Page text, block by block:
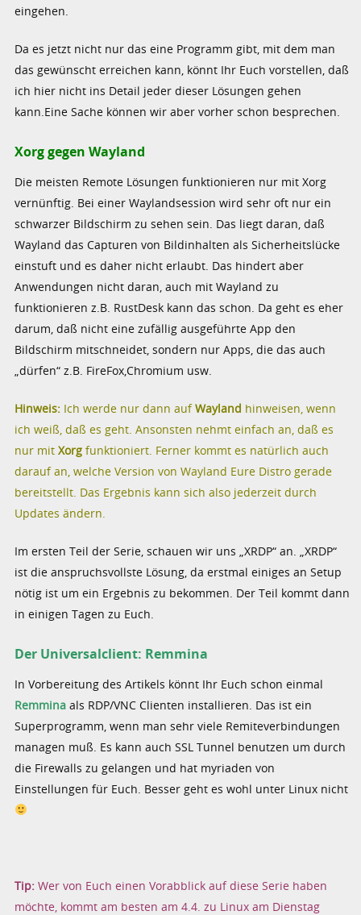
eingehen.
Da es jetzt nicht nur das eine Programm gibt, mit dem man
das gewünscht erreichen kann, könnt Ihr Euch vorstellen, daß
ich hier nicht ins Detail jeder dieser Lösungen gehen
kann.Eine Sache können wir aber vorher schon besprechen.
Xorg gegen Wayland
Die meisten Remote Lösungen funktionieren nur mit Xorg
vernünftig. Bei einer Waylandsession wird sehr oft nur ein
schwarzer Bildschirm zu sehen sein. Das liegt daran, daß
Wayland das Capturen von Bildinhalten als Sicherheitslücke
einstuft und es daher nicht erlaubt. Das hindert aber
Anwendungen nicht daran, auch mit Wayland zu
funktionieren z.B. RustDesk kann das schon. Da geht es eher
darum, daß nicht eine zufällig ausgeführte App den
Bildschirm mitschneidet, sondern nur Apps, die das auch
„dürfen“ z.B. FireFox,Chromium usw.
Hinweis: Ich werde nur dann aufWayland hinweisen, wenn
ich weiß, daß es geht. Ansonsten nehmt einfach an, daß es
nur mitXorg funktioniert. Ferner kommt es natürlich auch
darauf an, welche Version von Wayland Eure Distro gerade
bereitstellt. Das Ergebnis kann sich also jederzeit durch
Updates ändern.
Im ersten Teil der Serie, schauen wir uns „XRDP“ an. „XRDP“
ist die anspruchsvollste Lösung, da erstmal einiges an Setup
nötig ist um ein Ergebnis zu bekommen. Der Teil kommt dann
in einigen Tagen zu Euch.
Der Universalclient: Remmina
In Vorbereitung des Artikels könnt Ihr Euch schon einmal
Remmina als RDP/VNC Clienten installieren. Das ist ein
Superprogramm, wenn man sehr viele Remiteverbindungen
managen muß. Es kann auch SSL Tunnel benutzen um durch
die Firewalls zu gelangen und hat myriaden von
Einstellungen für Euch. Besser geht es wohl unter Linux nicht
Tip: Wer von Euch einen Vorabblick auf diese Serie haben
möchte, kommt am besten am 4.4. zu Linux am Dienstag